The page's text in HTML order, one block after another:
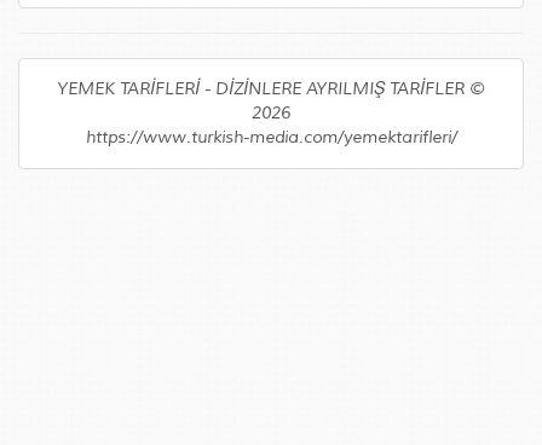
YEMEK TARİFLERİ - DİZİNLERE AYRILMIŞ TARİFLER ©
2026
https://www.turkish-media.com/yemektarifleri/